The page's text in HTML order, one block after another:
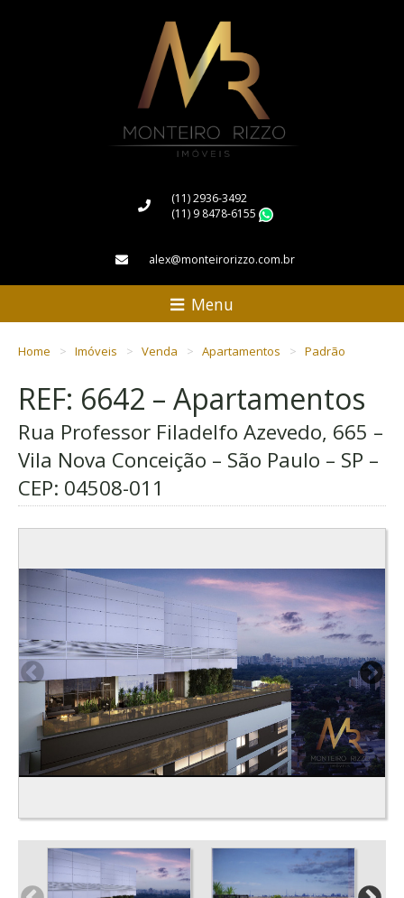
(11) 2936-3492
(11) 9 8478-6155
alex@monteirorizzo.com.br
Menu
Home Imóveis Venda Apartamentos Padrão
REF: 6642 – Apartamentos
Rua Professor Filadelfo Azevedo, 665 –
Vila Nova Conceição – São Paulo – SP –
CEP: 04508-011